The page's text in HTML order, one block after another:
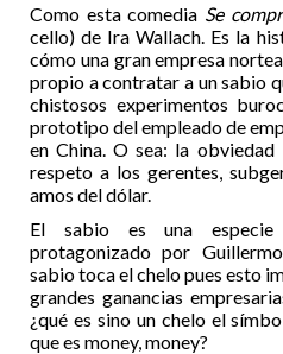
Como esta comedia Se
cello) de Ira Wallach. Es la
cómo una gran empresa
propio a contratar a un sabio
chistosos experimentos
prototipo del empleado de
en China. O sea: la
respeto a los gerentes,
amos del dólar.
El sabio es una
protagonizado por
sabio toca el chelo pues esto
grandes ganancias
¿qué es sino un chelo el
que es money, money?